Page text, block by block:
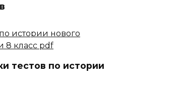
тестов по истории